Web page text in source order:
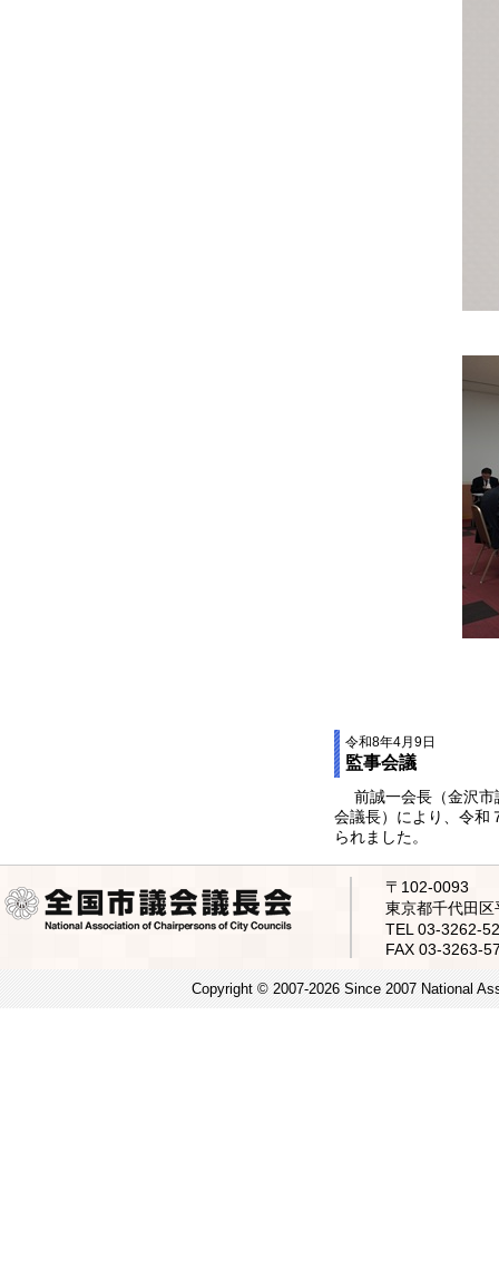
令和8年4月9日
監事会議
前誠一会長（金沢市
会議長）により、令和
られました。
〒102-0093
東京都千代田
TEL 03-3262-
FAX 03-3263-
Copyright © 2007-2026 Since 2007 National